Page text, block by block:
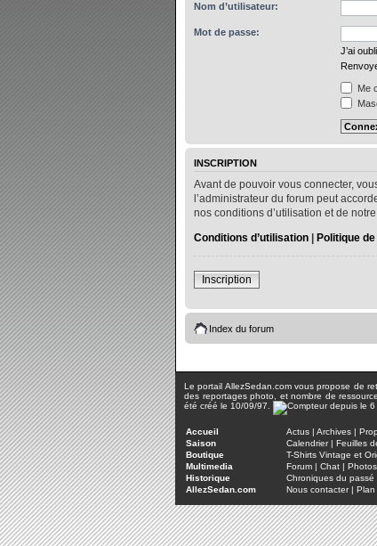
Nom d’utilisateur:
Mot de passe:
J’ai
Me
INSCRIPTION
Avant de pouvoir vous connecter,
l’administrateur du forum peut
nos conditions d’utilisation et de
Conditions d’utilisation | Politique
Inscription
Index du forum
Le portail AllezSedan.com vous propose de
des reportages photo, et nombre de
été créé le 10/09/97.
Accueil Actus | Archives |
Saison
Calendrier| Feuilles
Boutique
T-Shirts Vintage et
Multimedia
Forum | Chat | Photos
Historique
Chroniques du passé
AllezSedan.com
Nous contacter| Plan